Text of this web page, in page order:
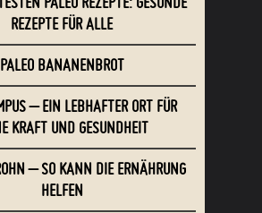
REZEPTE FÜR ALLE
PALEO BANANENBROT
– EIN LEBHAFTER ORT FÜR
KRAFT UND GESUNDHEIT
– SO KANN DIE ERNÄHRUNG
HELFEN